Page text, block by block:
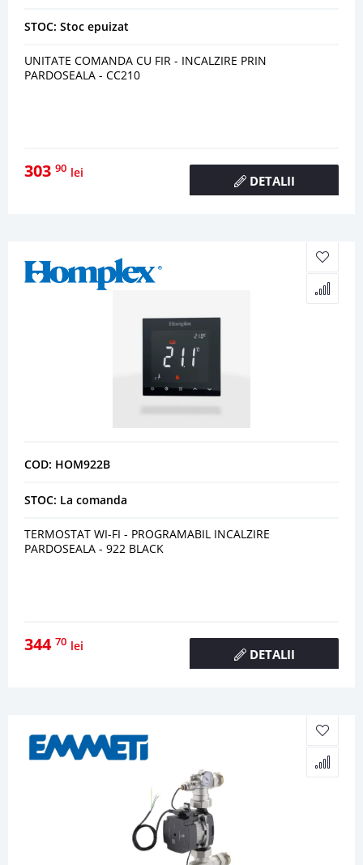
STOC: Stoc epuizat
UNITATE COMANDA CU FIR - INCALZIRE PRIN
PARDOSEALA - CC210
303 90 lei
DETALII
COD: HOM922B
STOC: La comanda
TERMOSTAT WI-FI - PROGRAMABIL INCALZIRE
PARDOSEALA - 922 BLACK
344 70 lei
DETALII